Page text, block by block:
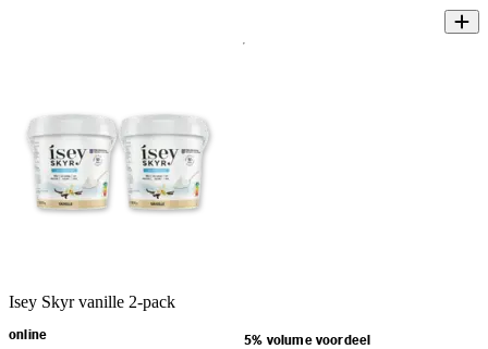
Isey Skyr vanille 2-pack
online 5% volume voordeel